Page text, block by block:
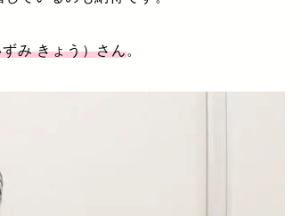
み きょう）さん。